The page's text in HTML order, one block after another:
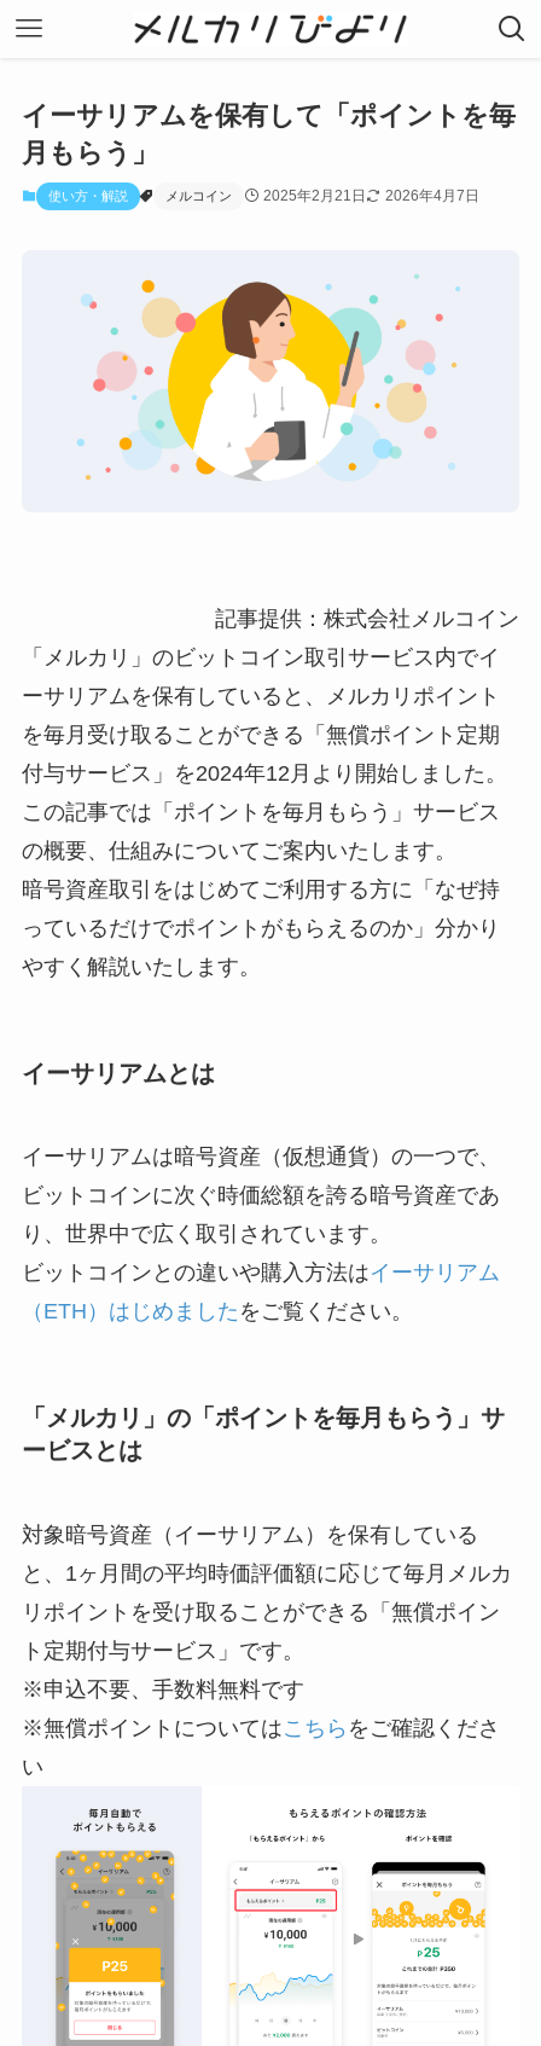
イーサリアムを保有して「ポイントを毎
月もらう」
使い方・解説 メルコイン 2025年2月21日 2026年4月7日
記事提供：株式会社メルコイン
「メルカリ」のビットコイン取引サービス内でイ
ーサリアムを保有していると、メルカリポイント
を毎月受け取ることができる「無償ポイント定期
付与サービス」を2024年12月より開始しました。
この記事では「ポイントを毎月もらう」サービス
の概要、仕組みについてご案内いたします。
暗号資産取引をはじめてご利用する方に「なぜ持
っているだけでポイントがもらえるのか」分かり
やすく解説いたします。
イーサリアムとは
イーサリアムは暗号資産（仮想通貨）の一つで、
ビットコインに次ぐ時価総額を誇る暗号資産であ
り、世界中で広く取引されています。
ビットコインとの違いや購入方法はイーサリアム
（ETH）はじめました をご覧ください。
「メルカリ」の「ポイントを毎月もらう」サ
ービスとは
対象暗号資産（イーサリアム）を保有している
と、1ヶ月間の平均時価評価額に応じて毎月メルカ
リポイントを受け取ることができる「無償ポイン
ト定期付与サービス」です。
※申込不要、手数料無料です
※無償ポイントについてはこちら をご確認くださ
い